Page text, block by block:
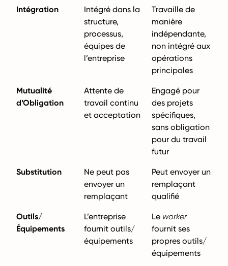
Intégration
Intégré dans la
structure,
processus,
équipes de
l’entreprise
Travaille de
manière
indépendante,
non intégré aux
opérations
principales
Mutualité
d’Obligation
Attente de
travail continu
et acceptation
Engagé pour
des projets
spécifiques,
sans obligation
pour du travail
futur
Substitution
Ne peut pas
envoyer un
remplaçant
Peut envoyer un
remplaçant
qualifié
Outils/
Équipements
L’entreprise
fournit outils/
équipements
Le worker
fournit ses
propres outils/
équipements